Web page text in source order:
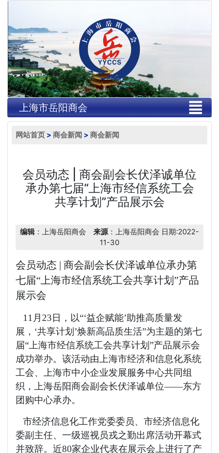
上海市岳阳商会
网站首页 > 商会新闻 > 商会新闻
会员动态 | 商会副会长伏泽诚单位
承办第七届“上海市经信系统工会
共享计划”产品展示会
编辑：上海岳阳商会 来源：上海岳阳商会 日期:2022-
11-30
会员动态 | 商会副会长伏泽诚单位承办第
七届“上海市经信系统工会共享计划”产品
展示会
11月23日，以“‘益企赋能’助推高质量发
展，‘共享计划’焕新高品质生活”为主题的第七
届“上海市经信系统工会共享计划”产品展示会
成功举办。该活动由上海市经济和信息化系统
工会、上海市中小企业发展服务中心共同组
织，上海岳阳商会副会长伏泽诚单位——东方
团购中心承办。
市经济信息化工作党委委员、市经济信息化
委副主任、一级巡视员戎之勤出席活动开幕式
并致辞。近80家企业代表在展示会上进行了产